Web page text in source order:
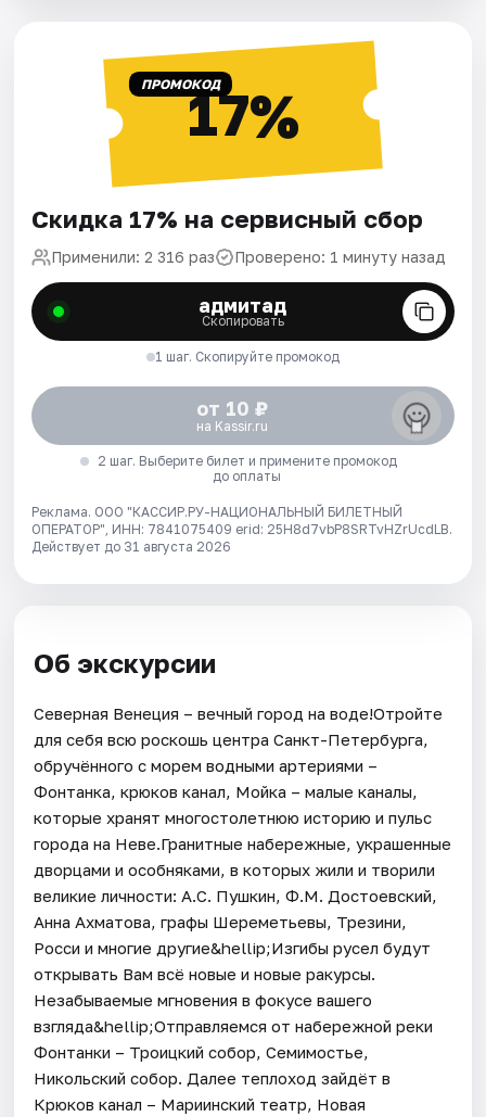
ПРОМОКОД17%
Скидка 17% на сервисный сбор
Применили: 2 316 раз Проверено: 1 минуту назад
адмитад
Скопировать
1 шаг. Скопируйте промокод
от 10 ₽
на Kassir.ru
2 шаг. Выберите билет и примените промокод
до оплаты
Реклама. ООО "КАССИР.РУ-НАЦИОНАЛЬНЫЙ БИЛЕТНЫЙ
ОПЕРАТОР", ИНН: 7841075409 erid: 25H8d7vbP8SRTvHZrUcdLB.
Действует до 31 августа 2026
Об экскурсии
Северная Венеция – вечный город на воде!Отройте
для себя всю роскошь центра Санкт-Петербурга,
обручённого с морем водными артериями –
Фонтанка, крюков канал, Мойка – малые каналы,
которые хранят многостолетнюю историю и пульс
города на Неве.Гранитные набережные, украшенные
дворцами и особняками, в которых жили и творили
великие личности: А.С. Пушкин, Ф.М. Достоевский,
Анна Ахматова, графы Шереметьевы, Трезини,
Росси и многие другие&hellip;Изгибы русел будут
открывать Вам всё новые и новые ракурсы.
Незабываемые мгновения в фокусе вашего
взгляда&hellip;Отправляемся от набережной реки
Фонтанки – Троицкий собор, Семимостье,
Никольский собор. Далее теплоход зайдёт в
Крюков канал – Мариинский театр, Новая